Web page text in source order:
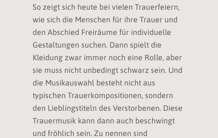
So zeigt sich heute bei vielen Trauerfeiern,
wie sich die Menschen für ihre Trauer und
den Abschied Freiräume für individuelle
Gestaltungen suchen. Dann spielt die
Kleidung zwar immer noch eine Rolle, aber
sie muss nicht unbedingt schwarz sein. Und
die Musikauswahl besteht nicht aus
typischen Trauerkompositionen, sondern
den Lieblingstiteln des Verstorbenen. Diese
Trauermusik kann dann auch beschwingt
und fröhlich sein. Zu nennen sind